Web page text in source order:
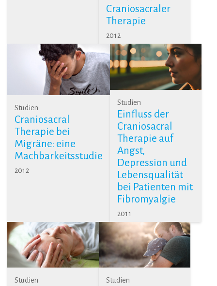
Craniosacraler
Therapie
2012
Studien
Craniosacral
Therapie bei
Migräne: eine
Machbarkeitsstudie
2012
Studien
Einfluss der
Craniosacral
Therapie auf
Angst,
Depression und
Lebensqualität
bei Patienten mit
Fibromyalgie
2011
Studien Studien